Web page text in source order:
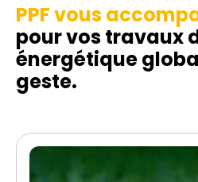
PPF vous
pour vos travaux
énergétique
geste.